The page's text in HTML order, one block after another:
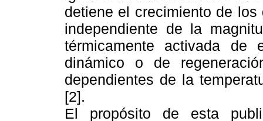
detiene el crecimiento de
independiente de la
térmicamente activada de
dinámico o de
dependientes de la
[2].
El propósito de esta